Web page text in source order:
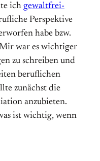
ich gewaltfrei-
Perspektive
habe bzw.
war es wichtiger
zu schreiben und
beruflichen
zunächst die
anzubieten.
ist wichtig, wenn